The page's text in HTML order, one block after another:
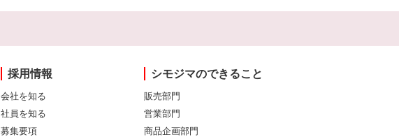
採用情報
会社を知る
社員を知る
募集要項
シモジマのできること
販売部門
営業部門
商品企画部門